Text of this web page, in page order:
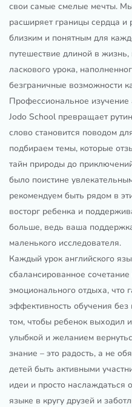
свои самые смелые мечты.
расширяет границы сердца и
близким и понятным для
путешествие длиной в жизнь,
ласкового урока,
безграничные возможности
Профессиональное изучение
Jodo School превращает
слово становится поводом
подбираем темы, которые
тайн природы до
было поистине
рекомендуем быть рядом в
восторг ребенка и
больше, ведь ваша
маленького исследователя.
Каждый урок английского
сбалансированное
эмоционального отдыха, что
эффективность обучения
том, чтобы ребенок выходил
улыбкой и желанием
знание – это радость, а не
детей быть активными
идеи и просто
языке в кругу друзей и